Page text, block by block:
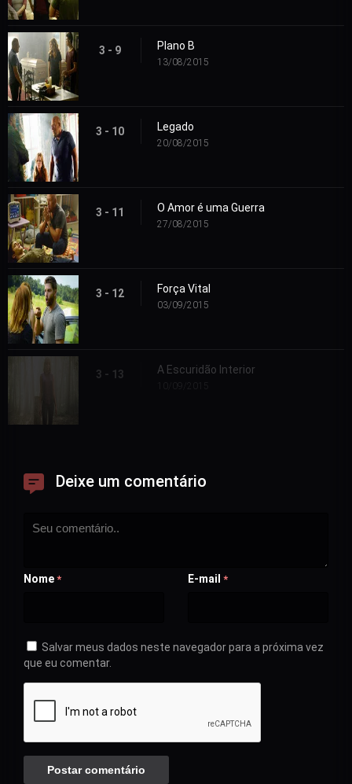
3 - 9 Plano B
13/08/2015
3 - 10 Legado
20/08/2015
3 - 11 O Amor é uma Guerra
27/08/2015
3 - 12 Força Vital
03/09/2015
3 - 13 A Escuridão Interior
Deixe um comentário
Nome * E-mail *
Salvar meus dados neste navegador para a próxima vez
que eu comentar.